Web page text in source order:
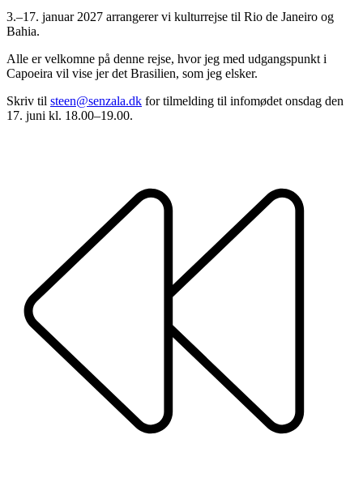
3.–17. januar 2027 arrangerer vi kulturrejse til Rio de Janeiro og
Bahia.
Alle er velkomne på denne rejse, hvor jeg med udgangspunkt i
Capoeira vil vise jer det Brasilien, som jeg elsker.
Skriv til steen@senzala.dk for tilmelding til infomødet onsdag den
17. juni kl. 18.00–19.00.